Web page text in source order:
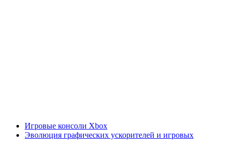
Игровые консоли Xbox
Эволюция графических ускорителей и игровых